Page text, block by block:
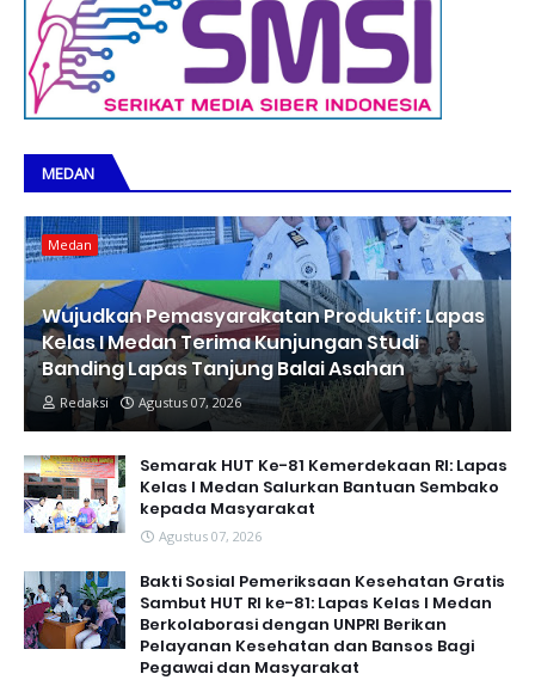
MEDAN
Medan
Wujudkan Pemasyarakatan Produktif: Lapas
Kelas I Medan Terima Kunjungan Studi
Banding Lapas Tanjung Balai Asahan
Redaksi Agustus 07, 2026
Semarak HUT Ke-81 Kemerdekaan RI: Lapas
Kelas I Medan Salurkan Bantuan Sembako
kepada Masyarakat
Agustus 07, 2026
Bakti Sosial Pemeriksaan Kesehatan Gratis
Sambut HUT RI ke-81: Lapas Kelas I Medan
Berkolaborasi dengan UNPRI Berikan
Pelayanan Kesehatan dan Bansos Bagi
Pegawai dan Masyarakat